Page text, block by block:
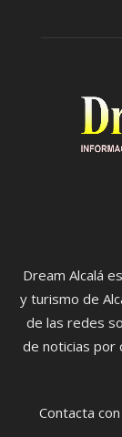
Dream Alcalá
y turismo de
de las redes
de noticias por
Contacta